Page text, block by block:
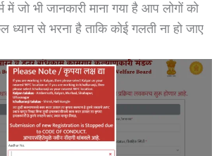
में जो भी जानकारी माना गया है आप लोगों को
से भरना है ताकि कोई गलती ना हो जाए